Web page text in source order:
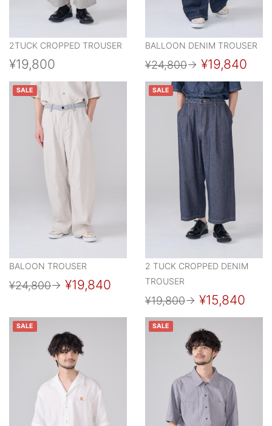
2TUCK CROPPED TROUSER
¥19,800
BALLOON DENIM TROUSER
¥24,800→ ¥19,840
SALE
BALOON TROUSER
¥24,800→ ¥19,840
SALE
2 TUCK CROPPED DENIM
TROUSER
¥19,800→ ¥15,840
SALE SALE